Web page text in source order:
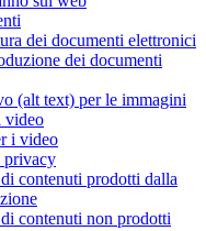
dei documenti elettronici
dei documenti
(alt text) per le immagini
video
i video
privacy
contenuti prodotti dalla
contenuti non prodotti